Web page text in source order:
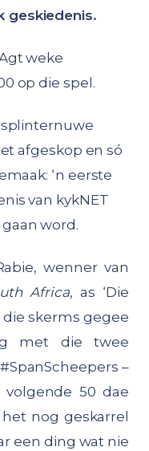
geskiedenis.
weke
op die spel.
splinternuwe
afgeskop en só
‘n eerste
van kykNET
word.
wenner van
Africa, as ‘Die
die skerms gegee
met die twee
–
50 dae
nog geskarrel
een ding wat nie